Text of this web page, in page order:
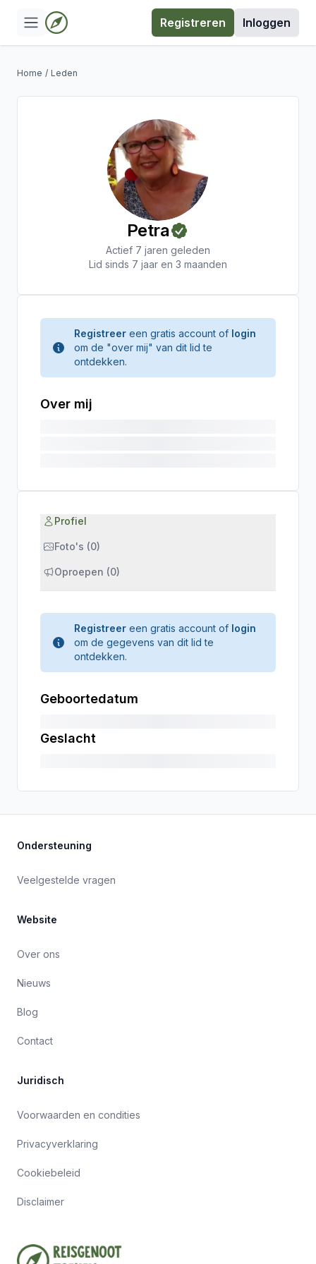
Registreren Inloggen
Home / Leden
Petra
Actief 7 jaren geleden
Lid sinds 7 jaar en 3 maanden
Registreer een gratis account of login
om de "over mij" van dit lid te
ontdekken.
Over mij
Profiel
Foto's (0)
Oproepen (0)
Registreer een gratis account of login
om de gegevens van dit lid te
ontdekken.
Geboortedatum
Geslacht
Ondersteuning
Veelgestelde vragen
Website
Over ons
Nieuws
Blog
Contact
Juridisch
Voorwaarden en condities
Privacyverklaring
Cookiebeleid
Disclaimer